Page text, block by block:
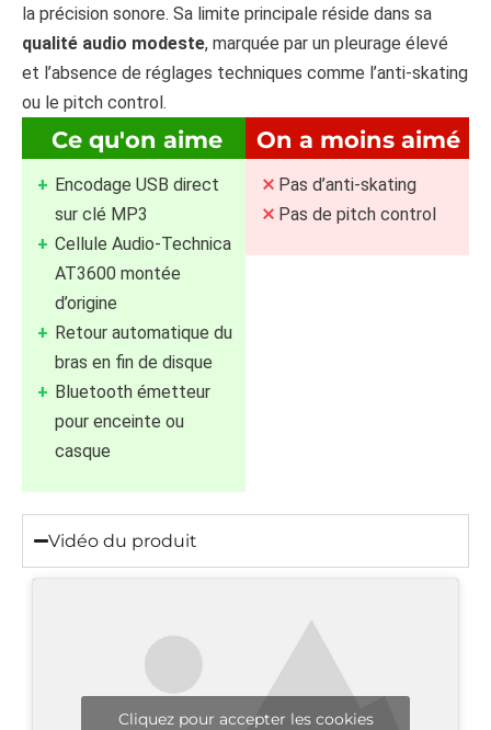
la précision sonore. Sa limite principale réside dans sa
qualité audio modeste, marquée par un pleurage élevé
et l’absence de réglages techniques comme l’anti-skating
ou le pitch control.
Ce qu'on aime
Encodage USB direct
sur clé MP3
Cellule Audio-Technica
AT3600 montée
d’origine
Retour automatique du
bras en fin de disque
Bluetooth émetteur
pour enceinte ou
casque
On a moins aimé
Pas d’anti-skating
Pas de pitch control
Vidéo du produit
Cliquez pour accepter les cookies